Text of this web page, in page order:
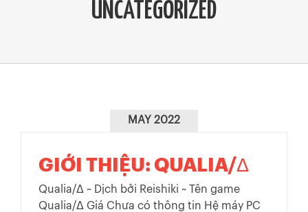
UNCATEGORIZED
MAY 2022
GIỚI THIỆU: QUALIA/Δ
Qualia/Δ ~ Dịch bởi Reishiki ~ Tên game
Qualia/Δ Giá Chưa có thông tin Hệ máy PC